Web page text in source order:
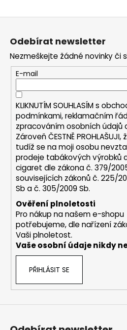
a
í
t
?
HLEDAT
D
o
p
o
u
u
ASPIRE
ŽHAVÍCÍ
Odebírat newsletter
Nezmeškejte žádné novinky či
E-mail
KLIKNUTÍM SOUHLASÍM s
podmínkami,reklamačním
zpracováním osobních údajů
Zároveň ČESTNĚ
tudíž se na moji osobu
prodeje tabákových výrobků
cigaret dle zákona č. 379/
souvisejících zákonů č. 225/
Sb a č. 305/2009 Sb.
Ověření plnoletosti
Pro nákup na našem e-shopu
potřebujeme, dle nařízení
Vaši plnoletost.
Vaše osobní údaje nikdy
PŘIHLÁSIT SE